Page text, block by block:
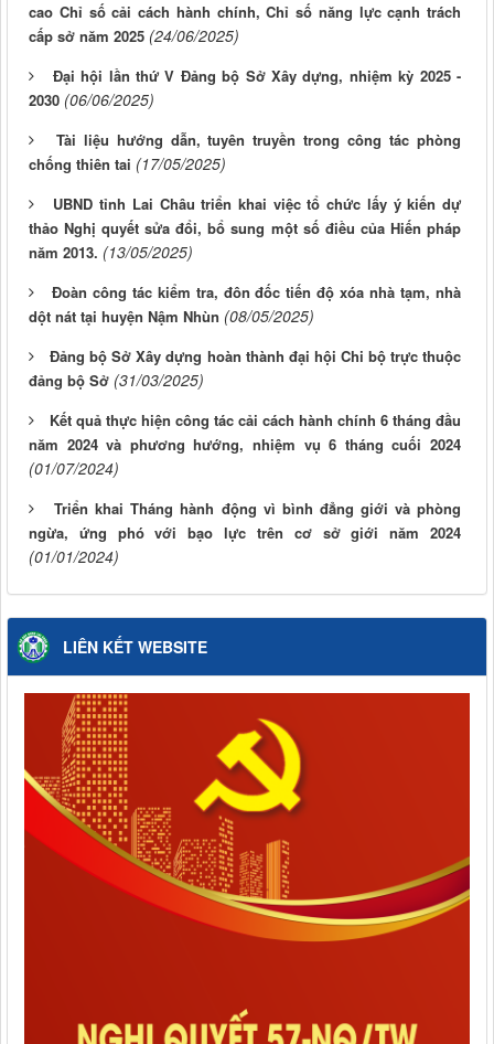
cao Chỉ số cải cách hành chính, Chỉ số năng lực cạnh trách
cấp sở năm 2025 (24/06/2025)
Đại hội lần thứ V Đảng bộ Sở Xây dựng, nhiệm kỳ 2025 -
2030 (06/06/2025)
Tài liệu hướng dẫn, tuyên truyền trong công tác phòng
chống thiên tai (17/05/2025)
UBND tỉnh Lai Châu triển khai việc tổ chức lấy ý kiến dự
thảo Nghị quyết sửa đổi, bổ sung một số điều của Hiến pháp
năm 2013. (13/05/2025)
Đoàn công tác kiểm tra, đôn đốc tiến độ xóa nhà tạm, nhà
dột nát tại huyện Nậm Nhùn (08/05/2025)
Đảng bộ Sở Xây dựng hoàn thành đại hội Chi bộ trực thuộc
đảng bộ Sở (31/03/2025)
Kết quả thực hiện công tác cải cách hành chính 6 tháng đầu
năm 2024 và phương hướng, nhiệm vụ 6 tháng cuối 2024
(01/07/2024)
Triển khai Tháng hành động vì bình đẳng giới và phòng
ngừa, ứng phó với bạo lực trên cơ sở giới năm 2024
(01/01/2024)
LIÊN KẾT WEBSITE